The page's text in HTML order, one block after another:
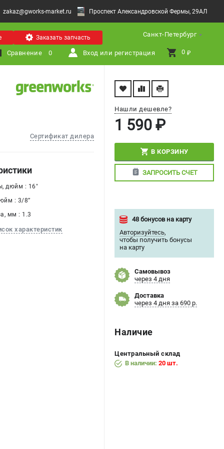
zakaz@gworks-market.ru Проспект Александровской Фермы, 29АЛ
Санкт-Петербург
Заказать запчасть
Сравнение 0 Вход или регистрация 0 ₽
Сертификат дилера
Нашли дешевле?
1 590 ₽
В КОРЗИНУ
ЗАПРОСИТЬ СЧЕТ
48 бонусов на карту
Авторизуйтесь,
чтобы получить бонусы
на карту
Самовывоз
через 4 дня
Доставка
через 4 дня за 690 р.
Наличие
Центральный склад
В наличии: 20 шт.
дюйм : 16"
: 3/8’’
мм : 1.3
характеристик